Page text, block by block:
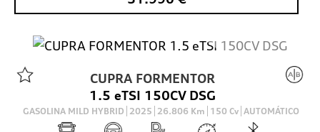
CUPRA FORMENTOR
1.5 eTSI 150CV DSG
GASOLINA MILD HYBRID 2025 26.806 Km 150 Cv AUTOMÁTICO